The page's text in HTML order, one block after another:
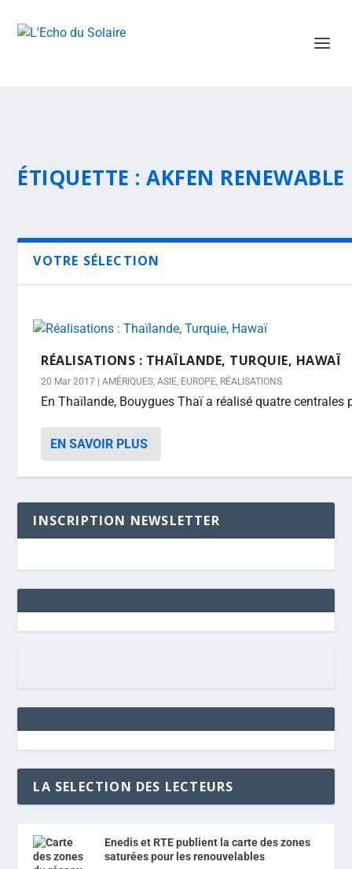
ÉTIQUETTE :AKFEN RENEWABLE
VOTRE SÉLECTION
RÉALISATIONS : THAÏLANDE, TURQUIE, HAWAÏ
20 Mar 2017 |AMÉRIQUES,ASIE, EUROPE, RÉALISATIONS
En Thaïlande, Bouygues Thaï a réalisé quatre centrales
EN SAVOIR PLUS
INSCRIPTION NEWSLETTER
LA SELECTION DES LECTEURS
Enedis et RTE publient la carte des zones
saturées pour les renouvelables